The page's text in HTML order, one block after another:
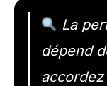
La
dépend